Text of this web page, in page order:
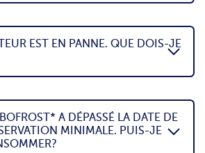
EST EN PANNE. QUE DOIS-JE
A DÉPASSÉ LA DATE DE
MINIMALE. PUIS-JE